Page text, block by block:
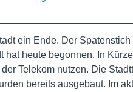
ein Ende. Der
hat heute begonnen. In
Telekom nutzen. Die
bereits ausgebaut. Im